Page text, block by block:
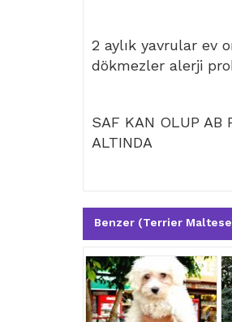
2 aylık yavrular ev
dökmezler alerji
SAF KAN OLUP AB
ALTINDA
Benzer (Terrier